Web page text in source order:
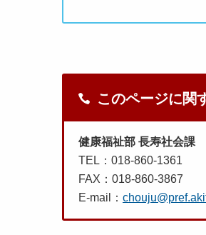
このページに関
健康福祉部 長寿社会課
TEL：018-860-1361
FAX：018-860-3867
E-mail：